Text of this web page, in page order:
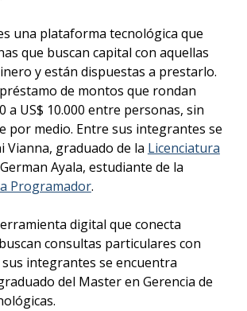
una plataforma tecnológica que
que buscan capital con aquellas
y están dispuestas a prestarlo.
de montos que rondan
a US$ 10.000 entre personas, sin
por medio. Entre sus integrantes se
Vianna, graduado de la Licenciatura
Ayala, estudiante de la
Programador.
digital que conecta
consultas particulares con
sus integrantes se encuentra
del Master en Gerencia de